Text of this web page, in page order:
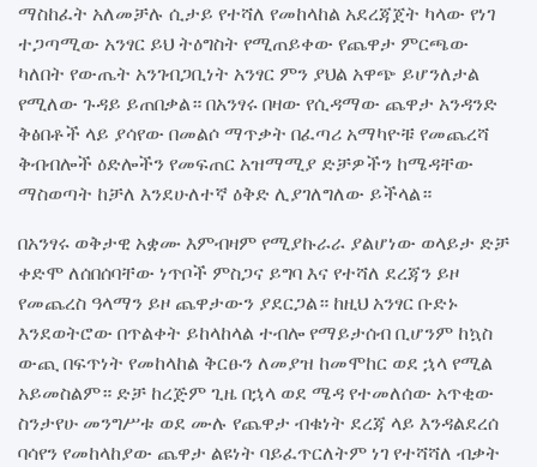
ማስከፈት አለመቻሉ ሲታይ የተሻለ የመከላከል አደረጃጀት ካላው የነገ
ተጋጣሚው አንፃር ይህ ትዕግስት የሚጠይቀው የጨዋታ ምርጫው
ካለበት የውጤት አንገብጋቢነት አንፃር ምን ያህል አዋጭ ይሆንለታል
የሚለው ጉዳይ ይጠበቃል። በአንፃሩ በዛው የሲዳማው ጨዋታ አንዳንድ
ቅፅበቶች ላይ ያሳየው በመልሶ ማጥቃት በፈጣሪ አማካዮቹ የመጨረሻ
ቅብብሎች ዕድሎችን የመፍጠር አዝማሚያ ድቻዎችን ከሜዳቸው
ማስወጣት ከቻለ እንደሁለተኛ ዕቅድ ሊያገለግለው ይችላል።
በአንፃሩ ወቅታዊ አቋሙ እምብዛም የሚያኩራራ ያልሆነው ወላይታ ድቻ
ቀድሞ ለሰበሰባቸው ነጥቦች ምስጋና ይግባ እና የተሻለ ደረጃን ይዞ
የመጨረስ ዓላማን ይዞ ጨዋታውን ያደርጋል። ከዚህ አንፃር ቡድኑ
እንደወትሮው በጥልቀት ይከላከላል ተብሎ የማይታሰብ ቢሆንም ከኳስ
ውጪ በፍጥነት የመከላከል ቅርፁን ለመያዝ ከመሞከር ወደ ኋላ የሚል
አይመስልም። ድቻ ከረጅም ጊዜ በኋላ ወደ ሜዳ የተመለሰው አጥቂው
ስንታየሁ መንግሥቱ ወደ ሙሉ የጨዋታ ብቁነት ደረጃ ላይ እንዳልደረሰ
ባሳየን የመከላከያው ጨዋታ ልዩነት ባይፈጥርለትም ነገ የተሻሻለ ብቃት